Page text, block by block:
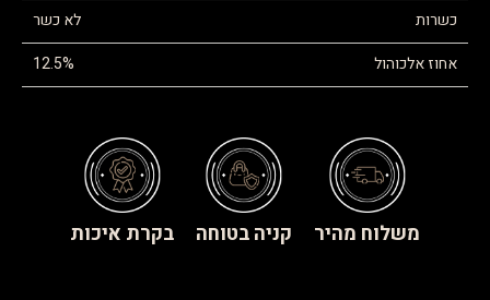
כשרות
לא כשר
אחוז אלכוהול
12.5%
משלוח מהיר קניה בטוחה בקרת איכות